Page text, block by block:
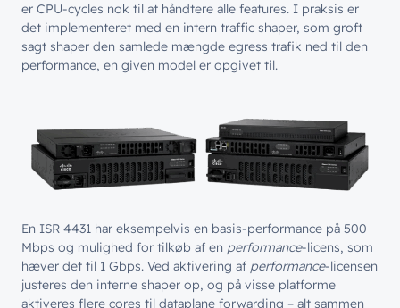
er CPU-cycles nok til at håndtere alle features. I praksis er
det implementeret med en intern traffic shaper, som groft
sagt shaper den samlede mængde egress trafik ned til den
performance, en given model er opgivet til.
En ISR 4431 har eksempelvis en basis-performance på 500
Mbps og mulighed for tilkøb af en performance-licens, som
hæver det til 1 Gbps. Ved aktivering af performance-licensen
justeres den interne shaper op, og på visse platforme
aktiveres flere cores til dataplane forwarding – alt sammen